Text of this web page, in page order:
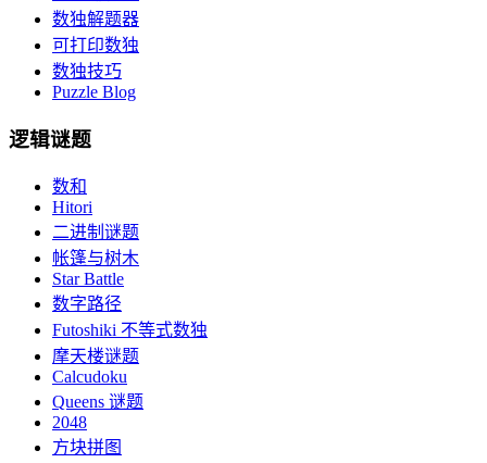
数独解题器
可打印数独
数独技巧
Puzzle Blog
逻辑谜题
数和
Hitori
二进制谜题
帐篷与树木
Star Battle
数字路径
Futoshiki 不等式数独
摩天楼谜题
Calcudoku
Queens 谜题
2048
方块拼图